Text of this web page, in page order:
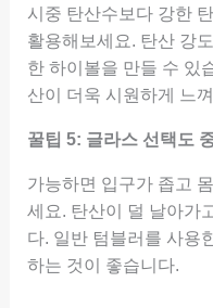
시중 탄산수보다 강한
활용해보세요. 탄산 강
한 하이볼을 만들 수 있
산이 더욱 시원하게 느
꿀팁 5: 글라스 선택도
가능하면 입구가 좁고
세요. 탄산이 덜 날아가
다. 일반 텀블러를 사용
하는 것이 좋습니다.